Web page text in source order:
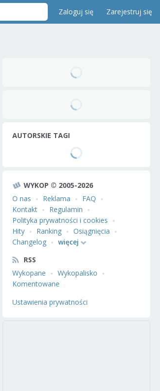
Zaloguj się Zarejestruj się
AUTORSKIE TAGI
WYKOP © 2005-2026
O nas
Reklama
FAQ
Kontakt
Regulamin
Polityka prywatności i cookies
Hity
Ranking
Osiągnięcia
Changelog
więcej
RSS
Wykopane
Wykopalisko
Komentowane
Ustawienia prywatności